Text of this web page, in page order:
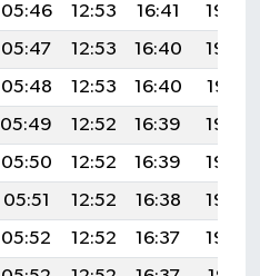
05:46 12:53 16:41
19:50
05:47 12:53 16:40
19:48
05:48 12:53 16:40
19:47
05:49 12:52 16:39
19:46
05:50 12:52 16:39
19:45
05:51 12:52 16:38
19:43
05:52 12:52 16:37
19:42